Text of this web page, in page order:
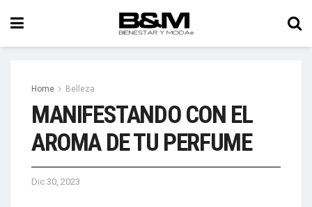
Home Belleza
MANIFESTANDO CON EL
AROMA DE TU PERFUME
Dic 30, 2023